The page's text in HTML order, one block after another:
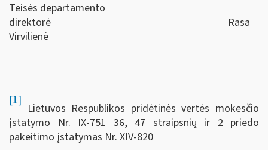
Teisės departamento
direktorė Rasa
Virvilienė
[1]
Lietuvos Respublikos pridėtinės vertės mokesčio
įstatymo Nr. IX-751 36, 47 straipsnių ir 2 priedo
pakeitimo įstatymas Nr. XIV-820